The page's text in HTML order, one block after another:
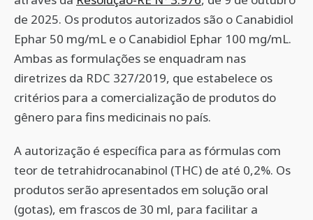
de 2025. Os produtos autorizados são o Canabidiol
Ephar 50 mg/mL e o Canabidiol Ephar 100 mg/mL.
Ambas as formulações se enquadram nas
diretrizes da RDC 327/2019, que estabelece os
critérios para a comercialização de produtos do
gênero para fins medicinais no país.
A autorização é específica para as fórmulas com
teor de tetrahidrocanabinol (THC) de até 0,2%. Os
produtos serão apresentados em solução oral
(gotas), em frascos de 30 ml, para facilitar a